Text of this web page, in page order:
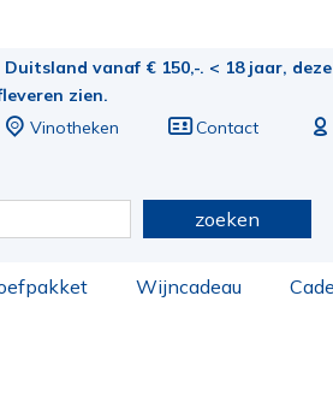
vanaf € 150,-. < 18 jaar,
zien.
Vinotheken Contact
zoeken
Wijncadeau